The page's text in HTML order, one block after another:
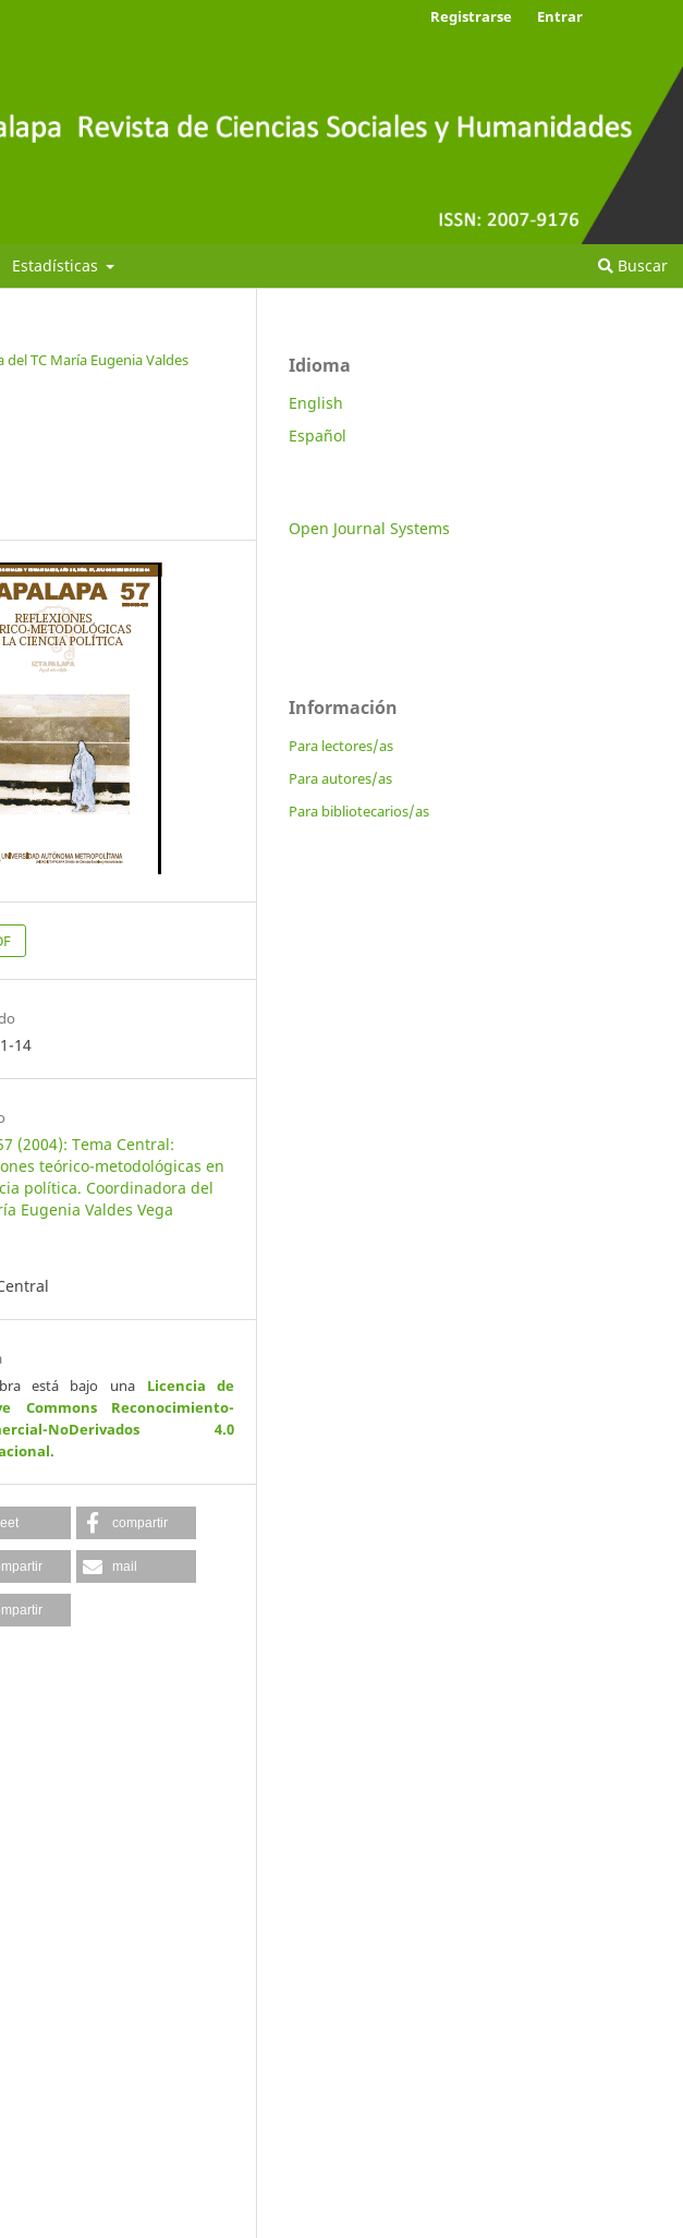
Estadísticas Buscar
Registrarse Entrar
TC María Eugenia Valdes
14
(2004): Tema Central:
teórico-metodológicas en
política. Coordinadora del
Eugenia Valdes Vega
está bajo una Licencia de
Commons Reconocimiento-
NoDerivados 4.0
.
compartir
mail
Idioma
English
Español
Open Journal Systems
Información
Para lectores/as
Para autores/as
Para bibliotecarios/as